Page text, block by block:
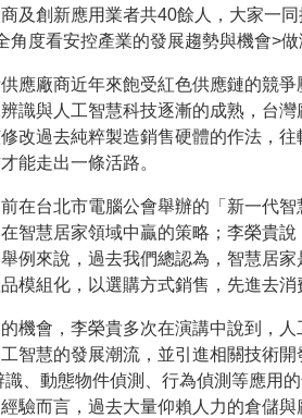
及創新應用業者共40餘人，大家一
角度看安控產業的發展趨勢與機會>
應廠商近年來飽受紅色供應鏈的競
識與人工智慧科技逐漸的成熟，台
改過去純粹製造銷售硬體的作法，
能走出一條活路。
在台北市電腦公會舉辦的「新一代
智慧居家領域中贏的策略；李榮貴
例來說，過去我們總認為，智慧居
模組化，以選購方式銷售，先進去
機會，李榮貴多次在演講中說到，
智慧的發展潮流，並引進相關技術
識、動態物件偵測、行為偵測等應用
驗而言，過去大量仰賴人力的倉儲